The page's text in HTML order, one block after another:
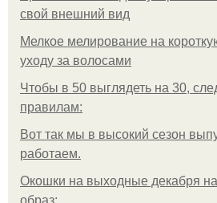
свой внешний вид
Мелкое мелирование на
уходу за волосами
Чтобы в 50 выглядеть на 30,
правилам:
Вот так мы в высокий сезон
работаем.
Окошки на выходные декабря